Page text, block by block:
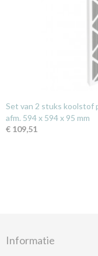
Set van 2 stuks koolstof
afm. 594 x 594 x 95 mm
€ 109,51
Informatie